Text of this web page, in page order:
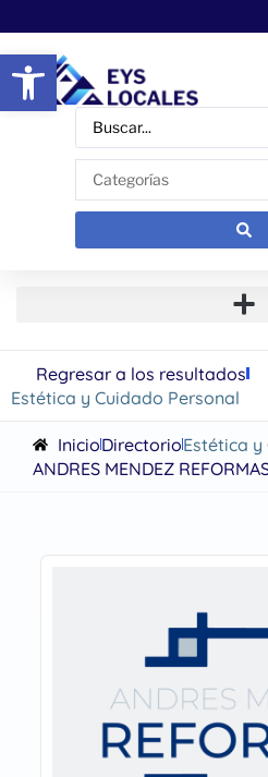
Abrir barra de herramientas
Regresar a los resultados
Estética y Cuidado Personal
InicioDirectorioEstética y
ANDRES MENDEZ